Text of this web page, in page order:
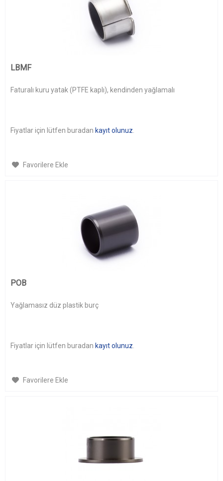
LBMF
Faturalı kuru yatak (PTFE kaplı), kendinden yağlamalı
Fiyatlar için lütfen buradankayıt olunuz
Favorilere Ekle
POB
Yağlamasız düz plastik burç
Fiyatlar için lütfen buradan kayıt olunuz.
Favorilere Ekle